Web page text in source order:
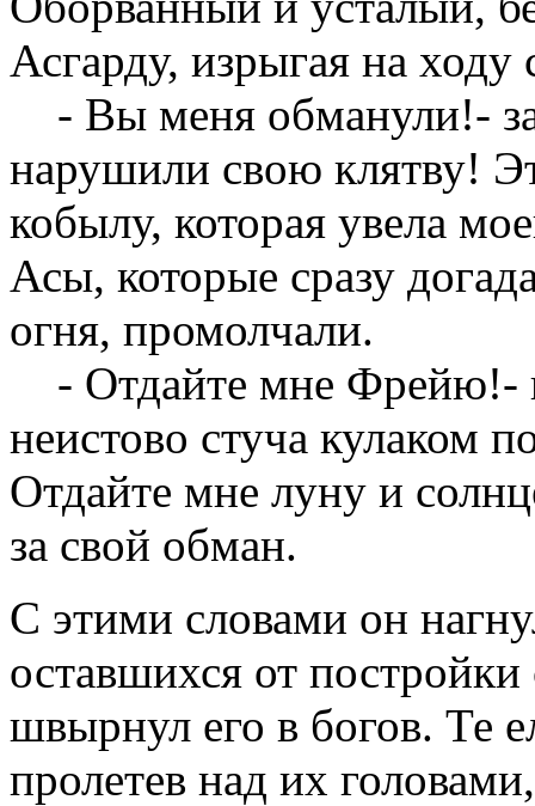
Асгарду, изрыгая на
- Вы меня обманули!-
нарушили свою клятву!
кобылу, которая увела
Асы, которые сразу
огня, промолчали.
- Отдайте мне Фрейю!-
неистово стуча кулаком
Отдайте мне луну и
за свой обман.
С этими словами он
оставшихся от
швырнул его в богов. Те
пролетев над их